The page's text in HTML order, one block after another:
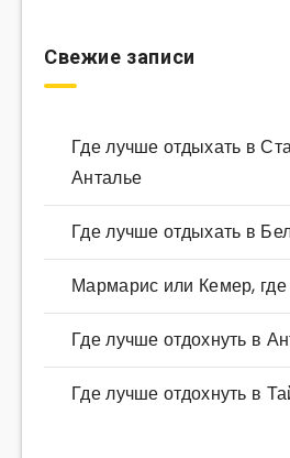
Свежие записи
Где лучше отдыхать в
Анталье
Где лучше отдыхать в
Мармарис или Кемер, где
Где лучше отдохнуть в
Где лучше отдохнуть в